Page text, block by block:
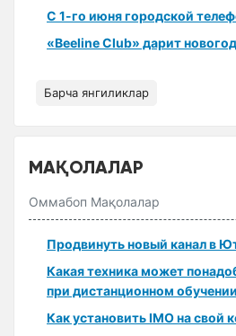
С 1-го июня городской
«Beeline Club» дарит
Барча янгиликлар
МАҚОЛАЛАР
Оммабоп Мақолалар
Продвинуть новый канал в
Какая техника может
при дистанционном обучении
Как установить IMO на свой